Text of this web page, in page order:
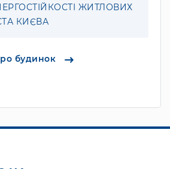
ЖИТЛОВИХ
КИЄВА
будинок